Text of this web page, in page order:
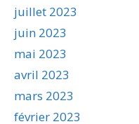
juillet 2023
juin 2023
mai 2023
avril 2023
mars 2023
février 2023